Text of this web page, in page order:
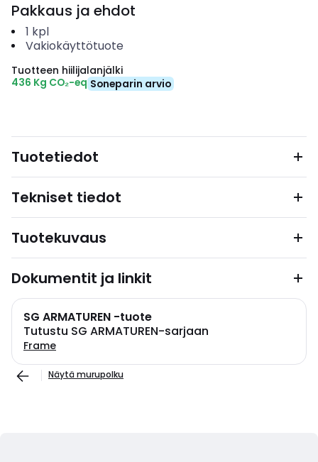
Pakkaus ja ehdot
1 kpl
Vakiokäyttötuote
Tuotteen hiilijalanjälki
436 Kg CO₂-eq Soneparin arvio
Tuotetiedot
Tekniset tiedot
Tuotekuvaus
Dokumentit ja linkit
SG ARMATUREN -tuote
Tutustu SG ARMATUREN-sarjaan
Frame
Näytä murupolku